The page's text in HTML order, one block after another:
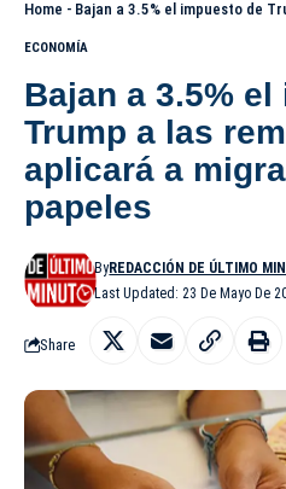
Home - Bajan a 3.5% el impuesto de Trump a las
ECONOMÍA
Bajan a 3.5%
Trump a las
aplicará a
papeles
Last Updated: 23 De Mayo De
ByREDACCIÓN DE ÚLTIMO
Share